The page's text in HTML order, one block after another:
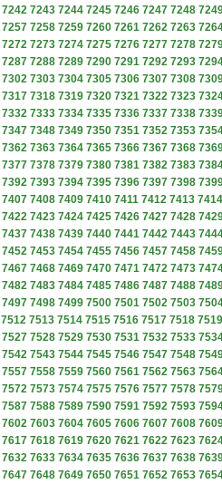
7242 7243 7244 7245 7246 7247 7248
7257 7258 7259 7260 7261 7262 7263
7272 7273 7274 7275 7276 7277 7278
7287 7288 7289 7290 7291 7292 7293
7302 7303 7304 7305 7306 7307 7308
7317 7318 7319 7320 7321 7322 7323
7332 7333 7334 7335 7336 7337 7338
7347 7348 7349 7350 7351 7352 7353
7362 7363 7364 7365 7366 7367 7368
7377 7378 7379 7380 7381 7382 7383
7392 7393 7394 7395 7396 7397 7398
7407 7408 7409 7410 7411 7412 7413 7414
7422 7423 7424 7425 7426 7427 7428
7437 7438 7439 7440 7441 7442 7443
7452 7453 7454 7455 7456 7457 7458
7467 7468 7469 7470 7471 7472 7473
7482 7483 7484 7485 7486 7487 7488
7497 7498 7499 7500 7501 7502 7503
7512 7513 7514 7515 7516 7517 7518 7519
7527 7528 7529 7530 7531 7532 7533
7542 7543 7544 7545 7546 7547 7548
7557 7558 7559 7560 7561 7562 7563
7572 7573 7574 7575 7576 7577 7578
7587 7588 7589 7590 7591 7592 7593
7602 7603 7604 7605 7606 7607 7608
7617 7618 7619 7620 7621 7622 7623
7632 7633 7634 7635 7636 7637 7638
7647 7648 7649 7650 7651 7652 7653